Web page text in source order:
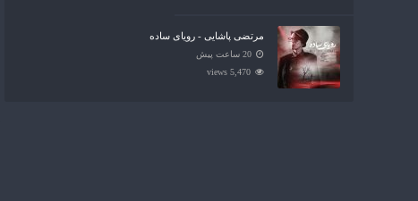
مرتضی پاشایی - رویای ساده
20 ساعت پیش
5,470 views